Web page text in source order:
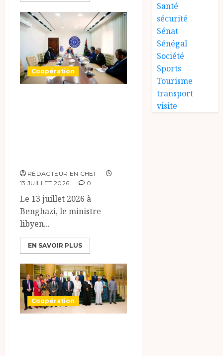
Coopération
RÉDACTEUR EN CHEF
13 JUILLET 2026
0
Le 13 juillet 2026 à
Benghazi, le ministre
libyen...
EN SAVOIR PLUS
Coopération
Santé
sécurité
Sénat
Sénégal
Société
Sports
Tourisme
transport
visite